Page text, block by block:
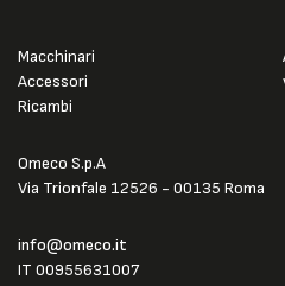
Omeco S.p.A
Via Trionfale 12526 - 00135 Roma
info@omeco.it
IT 00955631007
Macchinari
Accessori
Ricambi